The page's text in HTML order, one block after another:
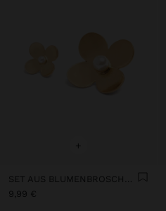
+
9,99 €